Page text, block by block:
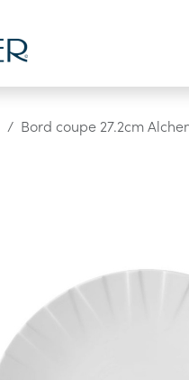
Bord coupe 27.2cm